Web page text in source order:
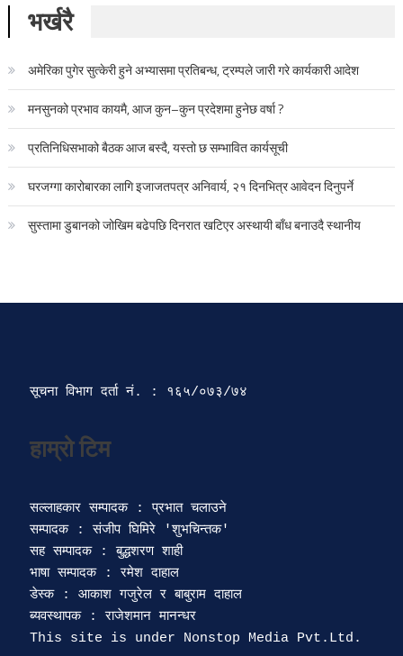
भर्खरै
अमेरिका पुगेर सुत्केरी हुने अभ्यासमा प्रतिबन्ध, ट्रम्पले जारी गरे कार्यकारी आदेश
मनसुनको प्रभाव कायमै, आज कुन–कुन प्रदेशमा हुनेछ वर्षा ?
प्रतिनिधिसभाको बैठक आज बस्दै, यस्तो छ सम्भावित कार्यसूची
घरजग्गा कारोबारका लागि इजाजतपत्र अनिवार्य, २१ दिनभित्र आवेदन दिनुपर्ने
सुस्तामा डुबानको जोखिम बढेपछि दिनरात खटिएर अस्थायी बाँध बनाउदै स्थानीय
सूचना विभाग दर्ता‍ नं. : १६५/०७३/७४
हाम्रो टिम
सल्लाहकार सम्पादक : प्रभात चलाउने
सम्पादक : संजीप घिमिरे 'शुभचिन्तक'
सह सम्पादक : बुद्धशरण शाही
भाषा सम्पादक : रमेश दाहाल
डेस्क : आकाश गजुरेल र बाबुराम दाहाल
ब्यवस्थापक : राजेशमान मानन्धर